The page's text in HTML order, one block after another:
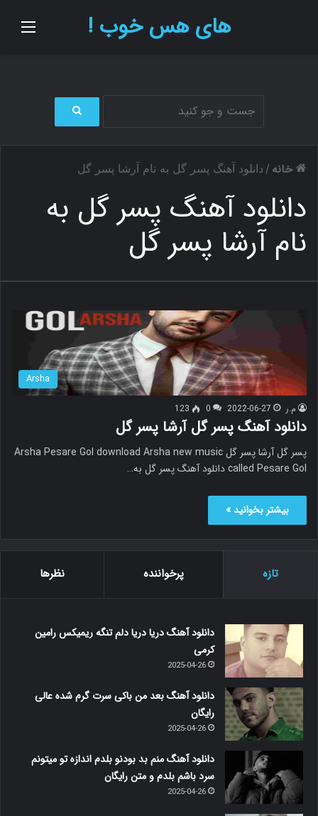
های هس خوب !
ج
خانه / دانلود آهنگ پسر گل به نام آرشا پسر گل
دانلود آهنگ پسر گل به
نام آرشا پسر گل
Arsha
م.ر 2022-06-27
0
123
دانلود آهنگ پسر گل آرشا پسر گل
پسر گل آرشا پسر گل Arsha Pesare Gol download Arsha new music
called Pesare Gol دانلود آهنگ پسر گل به…
بیشتر بخوانید »
تازه پرخواننده نظرها
دانلود آهنگ دریا دریا دلم تنگه ریمیکس رامین
کرمی
2025-04-26
دانلود آهنگ بعد من باکی سرت گرم شده عالی
رایگان
2025-04-26
دانلود آهنگ منم بد بودنو بلدم اندازه تو میتونم
سرد باشم بلدم و متن رایگان
2025-04-26